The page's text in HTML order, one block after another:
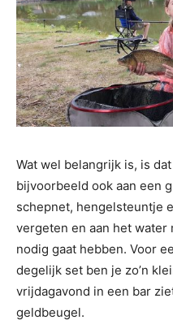
Wat wel belangrijk is, is
bijvoorbeeld ook aan een
schepnet, hengelsteuntje
vergeten en aan het water
nodig gaat hebben. Voor
degelijk set ben je zo’n
vrijdagavond in een bar
geldbeugel.